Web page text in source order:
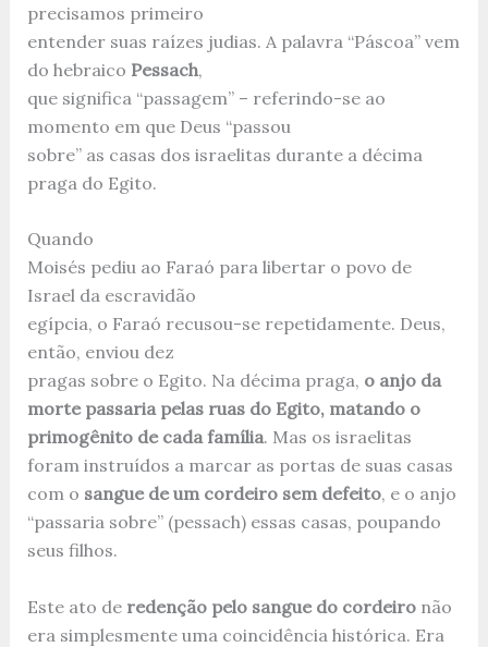
precisamos primeiro
entender suas raízes judias. A palavra “Páscoa” vem
do hebraico Pessach,
que significa “passagem” – referindo-se ao
momento em que Deus “passou
sobre” as casas dos israelitas durante a décima
praga do Egito.
Quando
Moisés pediu ao Faraó para libertar o povo de
Israel da escravidão
egípcia, o Faraó recusou-se repetidamente. Deus,
então, enviou dez
pragas sobre o Egito. Na décima praga, o anjo da
morte passaria pelas ruas do Egito, matando o
primogênito de cada família. Mas os israelitas
foram instruídos a marcar as portas de suas casas
com o sangue de um cordeiro sem defeito, e o anjo
“passaria sobre” (pessach) essas casas, poupando
seus filhos.
Este ato de redenção pelo sangue do cordeironão
era simplesmente uma coincidência histórica. Era